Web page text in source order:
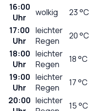
16:00
Uhr
wolkig 23°C
17:00
Uhr
leichter
Regen
20°C
18:00
Uhr
leichter
Regen
18°C
19:00
Uhr
leichter
Regen
17°C
20:00 leichter 15°C